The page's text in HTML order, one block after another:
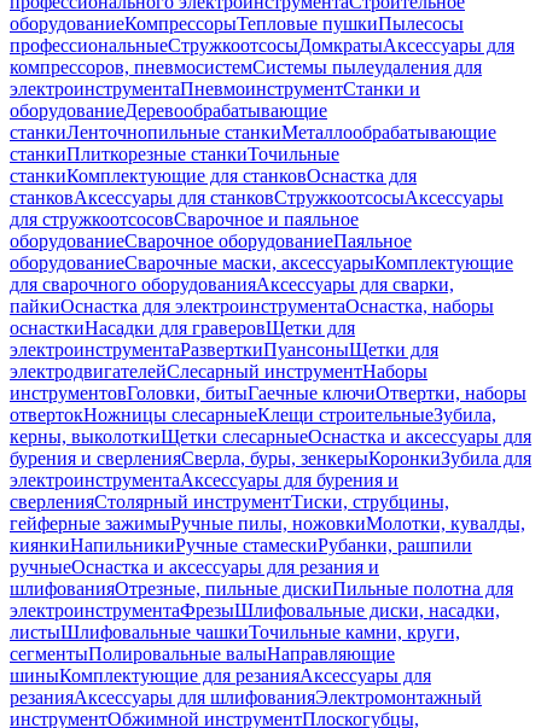
оборудованиеКомпрессорыТепловые пушкиПылесосы
профессиональныеСтружкоотсосыДомкратыАксессуары для
компрессоров, пневмосистемСистемы пылеудаления для
электроинструментаПневмоинструментСтанки и
оборудованиеДеревообрабатывающие
станкиЛенточнопильные станкиМеталлообрабатывающие
станкиПлиткорезные станкиТочильные
станкиКомплектующие для станковОснастка для
станковАксессуары для станковСтружкоотсосыАксессуары
для стружкоотсосовСварочное и паяльное
оборудованиеСварочное оборудованиеПаяльное
оборудованиеСварочные маски, аксессуарыКомплектующие
для сварочного оборудованияАксессуары для сварки,
пайкиОснастка для электроинструментаОснастка, наборы
оснасткиНасадки для граверовЩетки для
электроинструментаРазверткиПуансоныЩетки для
электродвигателейСлесарный инструментНаборы
инструментовГоловки, битыГаечные ключиОтвертки, наборы
отвертокНожницы слесарныеКлещи строительныеЗубила,
керны, выколоткиЩетки слесарныеОснастка и аксессуары для
бурения и сверленияСверла, буры, зенкерыКоронкиЗубила для
электроинструментаАксессуары для бурения и
сверленияСтолярный инструментТиски, струбцины,
гейферные зажимыРучные пилы, ножовкиМолотки, кувалды,
киянкиНапильникиРучные стамескиРубанки, рашпили
ручныеОснастка и аксессуары для резания и
шлифованияОтрезные, пильные дискиПильные полотна для
электроинструментаФрезыШлифовальные диски, насадки,
листыШлифовальные чашкиТочильные камни, круги,
сегментыПолировальные валыНаправляющие
шиныКомплектующие для резанияАксессуары для
резанияАксессуары для шлифованияЭлектромонтажный
инструментОбжимной инструментПлоскогубцы,